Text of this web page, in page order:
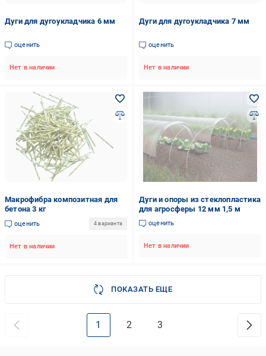
Дуги для дугоукладчика 6 мм
оценить
Нет в наличии
Дуги для дугоукладчика 7 мм
оценить
Нет в наличии
Макрофибра композитная для
бетона 3 кг
оценить 4 варианта
Нет в наличии
Дуги и опоры из стеклопластика
для агросферы 12 мм 1,5 м
оценить
Нет в наличии
ПОКАЗАТЬ ЕЩЕ
1 2 3